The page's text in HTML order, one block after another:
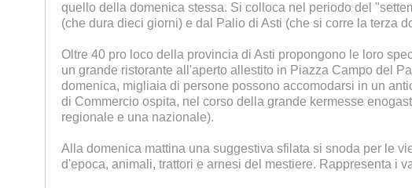
quello della domenica stessa. Si colloca nel periodo del
(che dura dieci giorni) e dal Palio di Asti (che si corre la terza
Oltre 40 pro loco della provincia di Asti propongono le loro
un grande ristorante all'aperto allestito in Piazza Campo del
domenica, migliaia di persone possono accomodarsi in un
di Commercio ospita, nel corso della grande kermesse
regionale e una nazionale).
Alla domenica mattina una suggestiva sfilata si snoda per le
d'epoca, animali, trattori e arnesi del mestiere. Rappresenta i